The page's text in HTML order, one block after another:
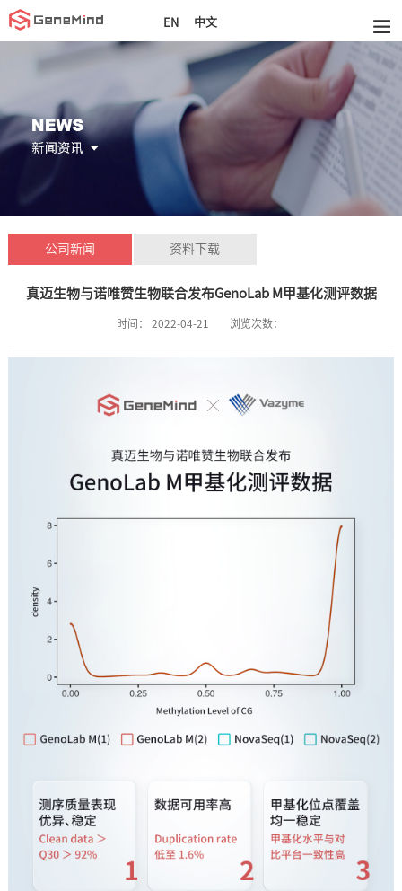
EN 中文
公司新闻 资料下载
真迈生物与诺唯赞生物联合发布GenoLab M甲基化测评数据
时间： 2022-04-21 浏览次数：